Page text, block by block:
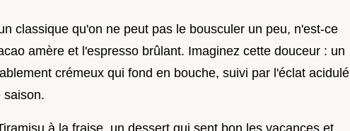
classique qu'on ne peut pas le bousculer un peu, n'est-ce
amère et l'espresso brûlant. Imaginez cette douceur : un
crémeux qui fond en bouche, suivi par l'éclat acidulé
saison.